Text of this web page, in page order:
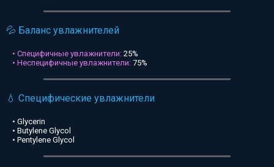
💦 Баланс увлажнителей
• Специфичные увлажнители: 25%
• Неспецифичные увлажнители: 75%
💧 Специфические увлажнители
• Glycerin
• Butylene Glycol
• Pentylene Glycol